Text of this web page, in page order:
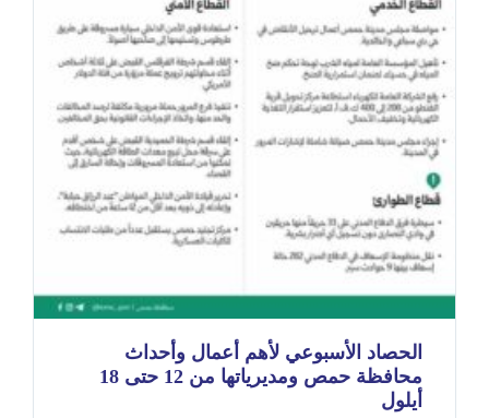
الحصاد الأسبوعي لأهم أعمال وأحداث
محافظة حمص ومديرياتها من 12 حتى 18
أيلول